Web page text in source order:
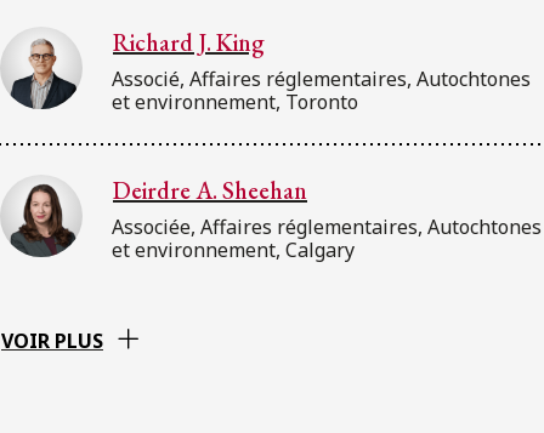
S’abonner
Richard J. King
Associé, Affaires réglementaires, Autochtones
et environnement, Toronto
Deirdre A. Sheehan
Associée, Affaires réglementaires, Autochtones
et environnement, Calgary
VOIR PLUS